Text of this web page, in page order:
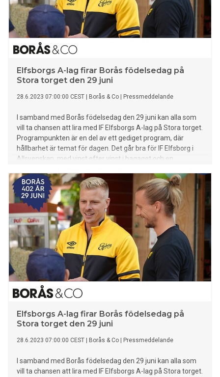
Elfsborgs A-lag firar Borås födelsedag på
Stora torget den 29 juni
28.6.2023 07:00:00 CEST Borås & Co Pressmeddelande
I samband med Borås födelsedag den 29 juni kan alla som
vill ta chansen att lira med IF Elfsborgs A-lag på Stora torget.
Programpunkten är en del av ett gediget program, där
hållbarhet är temat för dagen. Det går bra för IF Elfsborg i
Allsvenskan, med vinst efter vinst i bagaget och en
föreningen även ett annat fokus – att verka för ett bättre,
mer inkluderande samhälle med stort fokus på social
hållbarhet. - Vi i IF Elfsborg är oerhört stolta över att vara en
viktig del av det stora arbete som går under namnet Socialt
hållbart Borås där vi bidrar med olika insatser och projekt
som bygger på samverkan mellan olika partners. Vi bygger
vår verksamhet precis så som vi gör på fotbollsplanen, vi
länkar ihop föreningen, näringslivet och offentliga sektorn
för ett gemensamt mål och det är att Borås förblir en trygg
stad att leva och bo i, säger Vedad Aganovic, ansvarig för
social hållbarhet IF Elfsborg. Mellan klockan 16.00-18.00 är El
Elfsborgs A-lag firar Borås födelsedag på
Stora torget den 29 juni
28.6.2023 07:00:00 CEST Borås & Co Pressmeddelande
I samband med Borås födelsedag den 29 juni kan alla som
vill ta chansen att lira med IF Elfsborgs A-lag på Stora torget.